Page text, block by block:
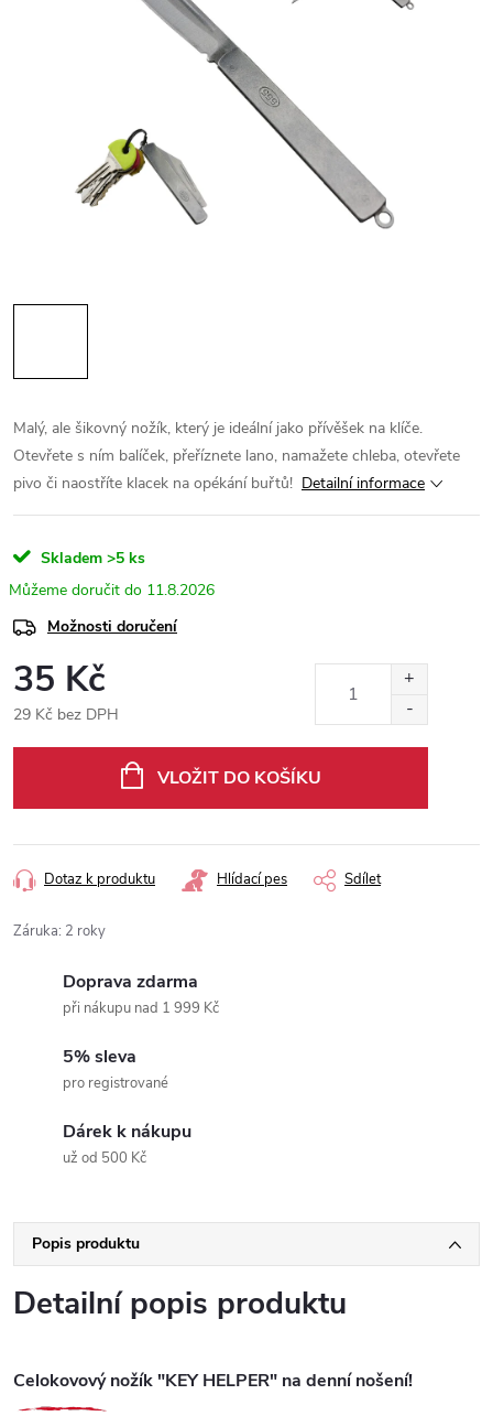
Malý, ale šikovný nožík, který je ideální jako přívěšek na klíče.
Otevřete s ním balíček, přeříznete lano, namažete chleba, otevřete
pivo či naostříte klacek na opékání buřtů! Detailní informace
Skladem >5 ks
11.8.2026
Možnosti doručení
35 Kč
29 Kč bez DPH
VLOŽIT DO KOŠÍKU
Dotaz k produktu Hlídací pes Sdílet
Záruka: 2 roky
Doprava zdarma
při nákupu nad 1 999 Kč
5% sleva
pro registrované
Dárek k nákupu
už od 500 Kč
Popis produktu
Detailní popis produktu
Celokovový nožík "KEY HELPER" na denní nošení!